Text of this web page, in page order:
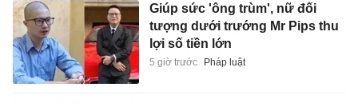
Giúp sức 'ông trùm', nữ đối
tượng dưới trướng Mr Pips thu
lợi số tiền lớn
5 giờ trước Pháp luật